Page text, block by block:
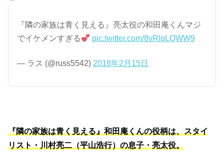
『隣の家族は青く見える』亮太役の和田庵くんマジ
でイケメンすぎる
pic.twitter.com/8vRlqLQWW9
— ラス (@russ5542)2018年2月15日
『隣の家族は青く見える』和田庵くんの役柄は、スタイ
リスト・川村亮二（平山浩行）の息子・亮太役。